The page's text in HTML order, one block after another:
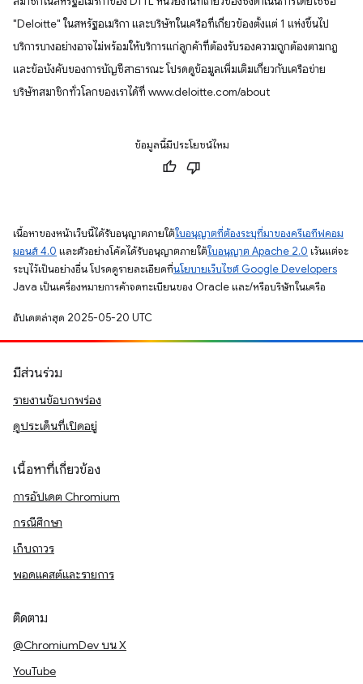
"Deloitte" ในสหรัฐอเมริกา และบริษัทในเครือที่เกี่ยวข้องตั้งแต่ 1 แห่งขึ้นไป
บริการบางอย่างอาจไม่พร้อมให้บริการแก่ลูกค้าที่ต้องรับรองความถูกต้องตามกฎ
และข้อบังคับของการบัญชีสาธารณะ โปรดดูข้อมูลเพิ่มเติมเกี่ยวกับเครือข่าย
บริษัทสมาชิกทั่วโลกของเราได้ที่ www.deloitte.com/about
ข้อมูลนี้มีประโยชน์ไหม
เนื้อหาของหน้าเว็บนี้ได้รับอนุญาตภายใต้ใบอนุญาตที่ต้องระบุที่มาของครีเอทีฟคอม
มอนส์ 4.0 และตัวอย่างโค้ดได้รับอนุญาตภายใต้ใบอนุญาต Apache 2.0 เว้นแต่จะ
ระบุไว้เป็นอย่างอื่น โปรดดูรายละเอียดที่นโยบายเว็บไซต์ Google Developers
Java เป็นเครื่องหมายการค้าจดทะเบียนของ Oracle และ/หรือบริษัทในเครือ
อัปเดตล่าสุด 2025-05-20 UTC
มีส่วนร่วม
รายงานข้อบกพร่อง
ดูประเด็นที่เปิดอยู่
เนื้อหาที่เกี่ยวข้อง
การอัปเดต Chromium
กรณีศึกษา
เก็บถาวร
พอดแคสต์และรายการ
ติดตาม
@ChromiumDev บน X
YouTube